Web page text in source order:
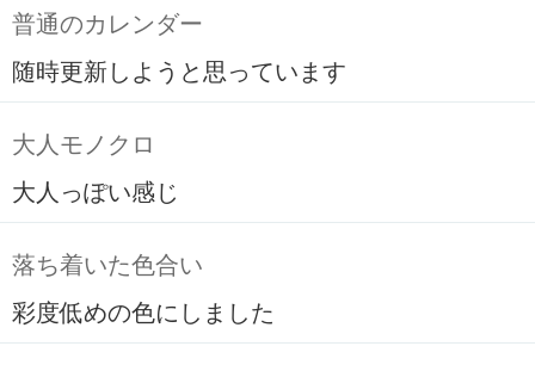
普通のカレンダー
随時更新しようと思っています
大人モノクロ
大人っぽい感じ
落ち着いた色合い
彩度低めの色にしました